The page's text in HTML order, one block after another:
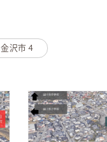
金沢市 4